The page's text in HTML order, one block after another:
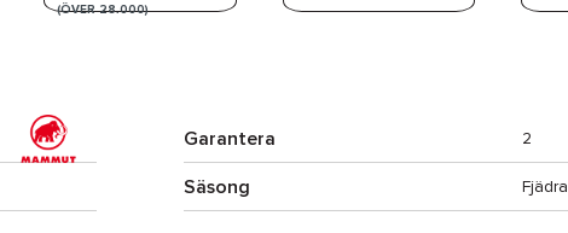
(ÖVER 28.000)
Garantera 2
Säsong Fjädra